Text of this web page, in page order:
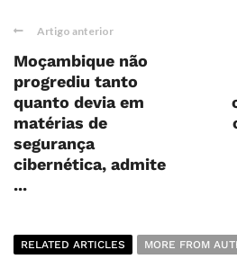
Artigo anterior
Moçambique não
progrediu tanto
quanto devia em
matérias de
segurança
cibernética, admite
...
RELATED ARTICLES MORE FROM